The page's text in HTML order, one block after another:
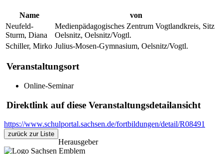
Name
von
Neufeld-
Sturm, Diana
Medienpädagogisches Zentrum Vogtlandkreis, Sitz
Oelsnitz, Oelsnitz/Vogtl.
Schiller, Mirko Julius-Mosen-Gymnasium, Oelsnitz/Vogtl.
Veranstaltungsort
Online-Seminar
Direktlink auf diese Veranstaltungsdetailansicht
https://www.schulportal.sachsen.de/fortbildungen/detail/R08491
zurück zur Liste
Herausgeber